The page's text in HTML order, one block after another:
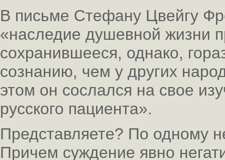
В письме Стефану Цвейгу
«наследие душевной жизни
сохранившееся, однако,
сознанию, чем у других
этом он сослался на свое
русского пациента».
Представляете? По одному
Причем суждение явно